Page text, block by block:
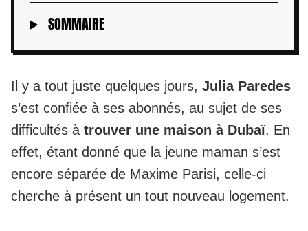
SOMMAIRE
Il y a tout juste quelques jours, Julia Paredes
s’est confiée à ses abonnés, au sujet de ses
difficultés à trouver une maison à Dubaï. En
effet, étant donné que la jeune maman s’est
encore séparée de Maxime Parisi, celle-ci
cherche à présent un tout nouveau logement.